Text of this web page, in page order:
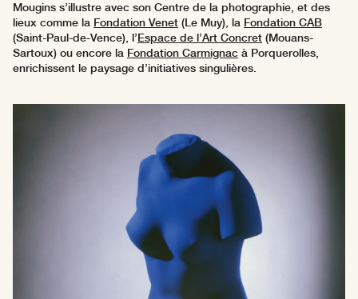
Mougins s’illustre avec son Centre de la photographie, et des
lieux comme la Fondation Venet (Le Muy), la Fondation CAB
(Saint-Paul-de-Vence), l’Espace de l’Art Concret (Mouans-
Sartoux) ou encore la Fondation Carmignac à Porquerolles,
enrichissent le paysage d’initiatives singulières.